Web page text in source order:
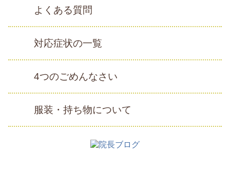
よくある質問
対応症状の一覧
4つのごめんなさい
服装・持ち物について